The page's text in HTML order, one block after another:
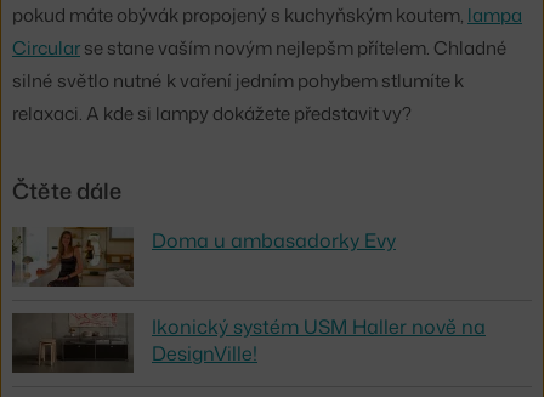
pokud máte obývák propojený s kuchyňským koutem, lampa
Circularse stane vaším novým nejlepšm přítelem. Chladné
silné světlo nutné k vaření jedním pohybem stlumíte k
relaxaci. A kde si lampy dokážete představit vy?
Čtěte dále
Doma u ambasadorky Evy
Ikonický systém USM Haller nově na
DesignVille!